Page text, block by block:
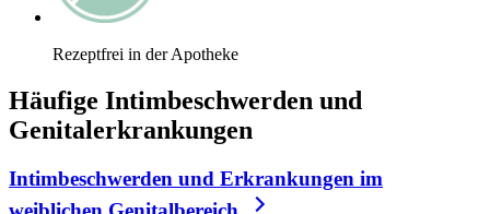
Rezeptfrei in der Apotheke
Häufige Intimbeschwerden und
Genitalerkrankungen
Intimbeschwerden und Erkrankungen im